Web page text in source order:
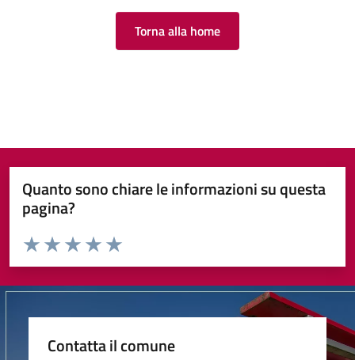
Torna alla home
Quanto sono chiare le informazioni su questa
pagina?
Valuta da 1 a 5 stelle la pagina
Valuta 5 stelle su 5
Valuta 4 stelle su 5
Valuta 3 stelle su 5
Valuta 2 stelle su 5
Valuta 1 stelle su 5
Contatta il comune